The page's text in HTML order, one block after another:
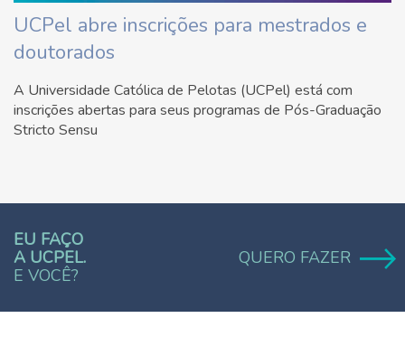
UCPel abre inscrições para mestrados e
doutorados
A Universidade Católica de Pelotas (UCPel) está com
inscrições abertas para seus programas de Pós-Graduação
Stricto Sensu
EU FAÇO
A UCPEL.
E VOCÊ?
QUERO FAZER